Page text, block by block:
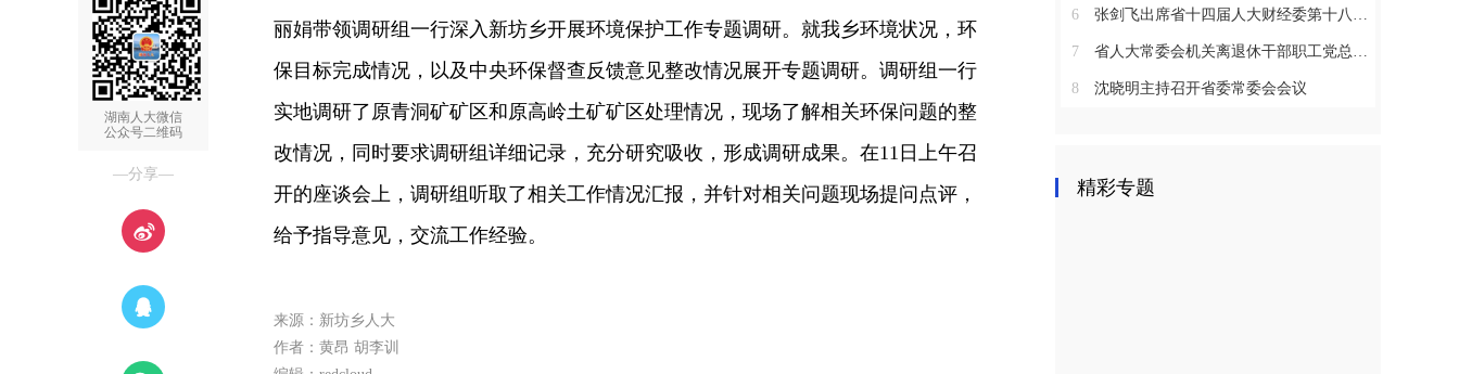
湖南人大微信
公众号二维码
—分享—
丽娟带领调研组一行深入新坊乡开展环境保护工作专题调研。就我乡环境状况，环
保目标完成情况，以及中央环保督查反馈意见整改情况展开专题调研。调研组一行
实地调研了原青洞矿矿区和原高岭土矿矿区处理情况，现场了解相关环保问题的整
改情况，同时要求调研组详细记录，充分研究吸收，形成调研成果。在11日上午召
开的座谈会上，调研组听取了相关工作情况汇报，并针对相关问题现场提问点评，
给予指导意见，交流工作经验。
来源：新坊乡人大
作者：黄昂 胡李训
6 张剑飞出席省十四届人大财经委第十八次全体会议
7 省人大常委会机关离退休干部职工党总支召开2025年度总结表彰大会
8 沈晓明主持召开省委常委会会议
精彩专题